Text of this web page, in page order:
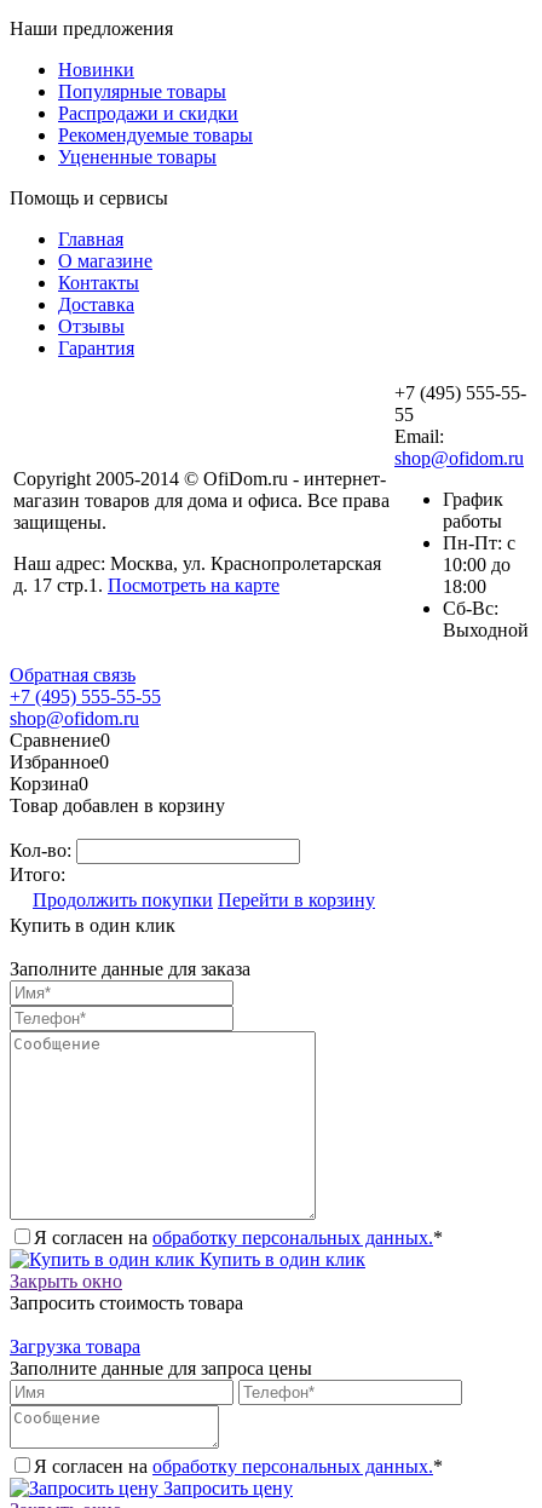
Наши предложения
Новинки
Популярные товары
Распродажи и скидки
Рекомендуемые товары
Уцененные товары
Помощь и сервисы
Главная
О магазине
Контакты
Доставка
Отзывы
Гарантия
Copyright 2005-2014 © OfiDom.ru - интернет-
магазин товаров для дома и офиса. Все права
защищены.
Наш адрес: Москва, ул. Краснопролетарская
д. 17 стр.1. Посмотреть на карте
+7 (495) 555-55-
55
Email:
shop@ofidom.ru
График
работы
Пн-Пт: с
10:00 до
18:00
Сб-Вс:
Выходной
Обратная связь
+7 (495) 555-55-55
shop@ofidom.ru
Сравнение0
Избранное0
Корзина0
Товар добавлен в корзину
Кол-во:
Итого:
Продолжить покупки Перейти в корзину
Купить в один клик
Заполните данные для заказа
Я согласен на обработку персональных данных.*
Купить в один клик
Закрыть окно
Запросить стоимость товара
Загрузка товара
Заполните данные для запроса цены
Я согласен на обработку персональных данных.*
Запросить цену